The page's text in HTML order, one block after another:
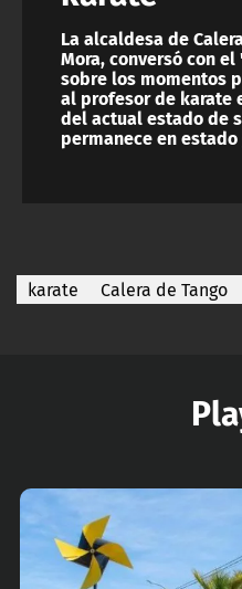
La alcaldesa de
Mora, conversó con
sobre los momentos
al profesor de karate
del actual estado de
permanece en estado
karate Calera de Tango